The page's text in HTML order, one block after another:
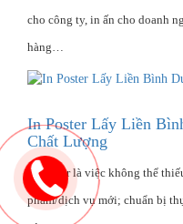
cho công ty, in ấn cho doanh
hàng…
In Poster Lấy Liền
Chất Lượng
In poster là việc không thể
phẩm/dịch vụ mới; chuẩn bị